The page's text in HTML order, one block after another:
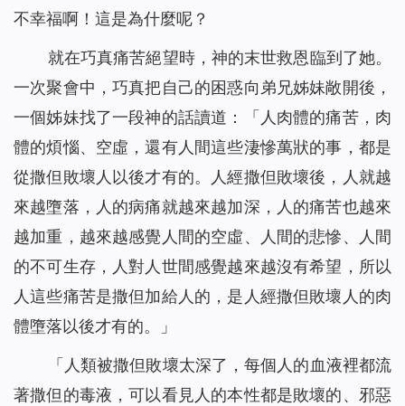
不幸福啊！這是為什麼呢？
就在巧真痛苦絕望時，神的末世救恩臨到了她。
一次聚會中，巧真把自己的困惑向弟兄姊妹敞開後，
一個姊妹找了一段神的話讀道：「 人肉體的痛苦，肉
體的煩惱、空虛，還有人間這些淒慘萬狀的事，都是
從撒但敗壞人以後才有的。人經撒但敗壞後，人就越
來越墮落，人的病痛就越來越加深，人的痛苦也越來
越加重，越來越感覺人間的空虛、人間的悲慘、人間
的不可生存，人對人世間感覺越來越沒有希望，所以
人這些痛苦是撒但加給人的，是人經撒但敗壞人的肉
體墮落以後才有的。
」
「人類被撒但敗壞太深了，每個人的血液裡都流
著撒但的毒液，可以看見人的本性都是敗壞的、邪惡